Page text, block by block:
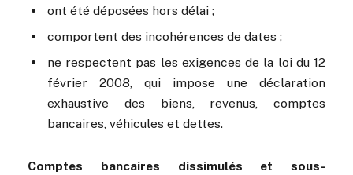
ont été déposées hors délai ;
comportent des incohérences de dates ;
ne respectent pas les exigences de la loi du 12
février 2008, qui impose une déclaration
exhaustive des biens, revenus, comptes
bancaires, véhicules et dettes.
Comptes bancaires dissimulés et sous-